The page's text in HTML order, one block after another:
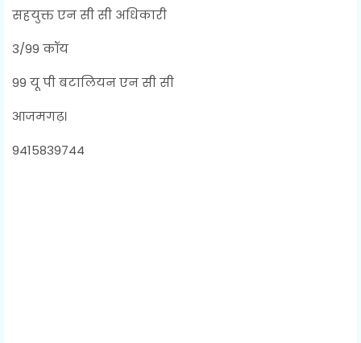
सहयुक्त एन सी सी अधिकारी
3/99 कॉय
99 यू पी बटालियन एन सी सी
आजमगढ़।
9415839744